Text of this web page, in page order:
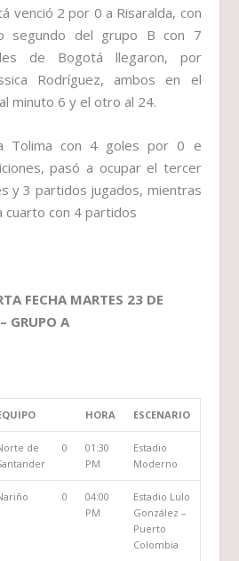
venció 2 por 0 a Risaralda, con
segundo del grupo B con 7
de Bogotá llegaron, por
Rodríguez, ambos en el
minuto 6 y el otro al 24.
Tolima con 4 goles por 0 e
pasó a ocupar el tercer
y 3 partidos jugados, mientras
cuarto con 4 partidos
FECHA MARTES 23 DE
GRUPO A
HORA ESCENARIO
de
0
01:30
PM
Estadio
Moderno
0
04:00
PM
Estadio Lulo
González –
Puerto
Colombia